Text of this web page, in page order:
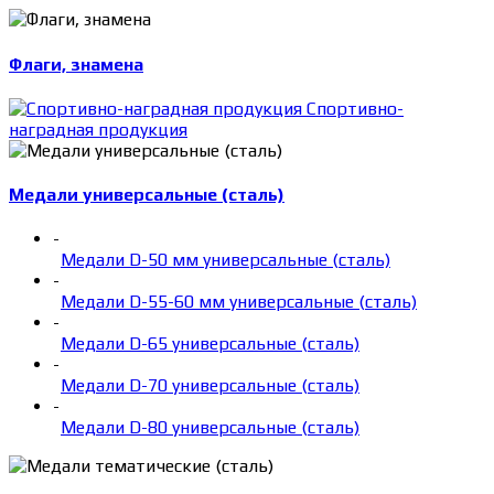
Флаги, знамена
Спортивно-
наградная продукция
Медали универсальные (сталь)
-
Медали D-50 мм универсальные (сталь)
-
Медали D-55-60 мм универсальные (сталь)
-
Медали D-65 универсальные (сталь)
-
Медали D-70 универсальные (сталь)
-
Медали D-80 универсальные (сталь)